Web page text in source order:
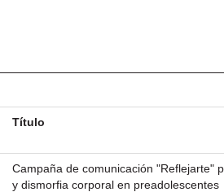
Título
Campaña de comunicación "Reflejarte"
y dismorfia corporal en preadolescentes